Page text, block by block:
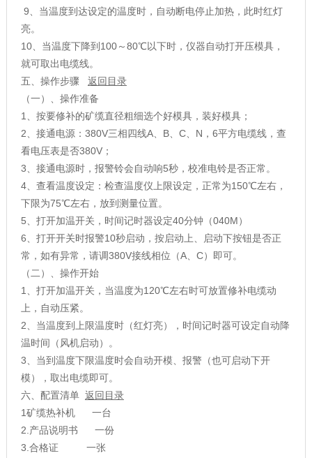
9、当温度到达设定的温度时，自动断电停止加热，此时红灯
亮。
10、当温度下降到100～80℃以下时，仪器自动打开压模具，
就可取出电缆线。
五、操作步骤 返回目录
（一）、操作准备
1、按要修补的矿缆直径粗细选个好模具，装好模具；
2、接通电源：380V三相四线A、B、C、N，6平方电缆线，查
看电压表是否380V；
3、接通电源时，报警铃会自动响5秒，校准电铃是否正常。
4、查看温度设定：检查温度仪上限设定，正常为150℃左右，
下限为75℃左右，放到测量位置。
5、打开加温开关，时间记时器设定40分钟（040M）
6、打开开关时报警10秒启动，按启动上、启动下按钮是否正
常，如有异常，请调380V接线相位（A、C）即可。
（二）、操作开始
1、打开加温开关，当温度为120℃左右时可放置修补电缆动
上，自动压紧。
2、当温度到上限温度时（红灯亮），时间记时器可设定自动降
温时间（风机启动）。
3、当到温度下限温度时会自动开模、报警（也可启动下开
模），取出电缆即可。
六、配置清单 返回目录
1矿缆热补机 一台
2.产品说明书 一份
3.合格证 一张